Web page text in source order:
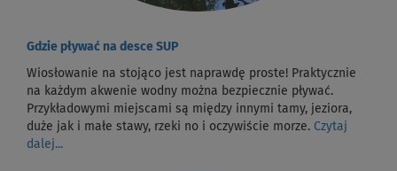
Gdzie pływać na desce SUP
Wiosłowanie na stojąco jest naprawdę proste! Praktycznie
na każdym akwenie wodny można bezpiecznie pływać.
Przykładowymi miejscami są między innymi tamy, jeziora,
duże jak i małe stawy, rzeki no i oczywiście morze. Czytaj
dalej...